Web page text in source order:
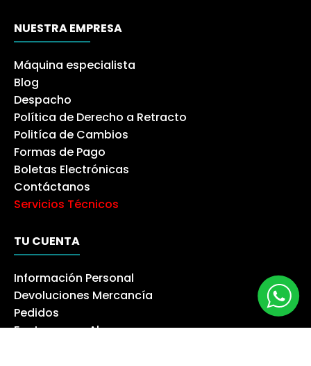
NUESTRA EMPRESA
Máquina especialista
Blog
Despacho
Política de Derecho a Retracto
Politíca de Cambios
Formas de Pago
Boletas Electrónicas
Contáctanos
Servicios Técnicos
TU CUENTA
Información Personal
Devoluciones Mercancía
Pedidos
Facturas por Abono